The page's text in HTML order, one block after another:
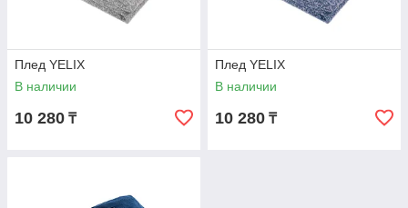
Плед YELIX
В наличии
10 280 ₸
Плед YELIX
В наличии
10 280 ₸